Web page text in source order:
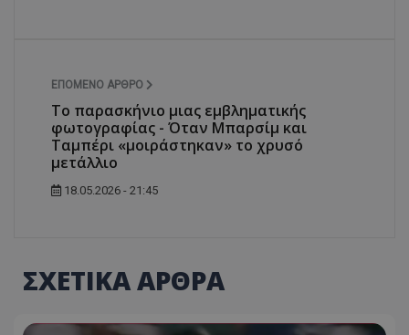
ΕΠΌΜΕΝΟ ΆΡΘΡΟ
To παρασκήνιο μιας εμβληματικής
φωτογραφίας - Όταν Μπαρσίμ και
Ταμπέρι «μοιράστηκαν» το χρυσό
μετάλλιο
18.05.2026 - 21:45
ΣΧΕΤΙΚΑ ΑΡΘΡΑ